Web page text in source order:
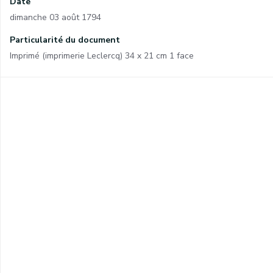
dimanche 03 août 1794
Particularité du document
Imprimé (imprimerie Leclercq) 34 x 21 cm 1 face